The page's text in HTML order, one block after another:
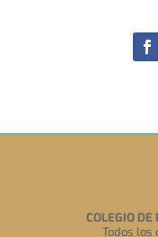
COLEGIO
Todos los